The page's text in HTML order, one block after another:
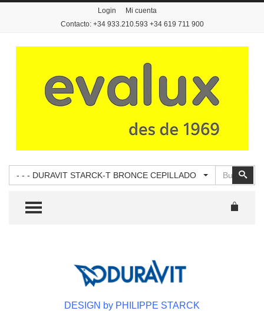
Login
Mi cuenta
Contacto: +34 933.210.593 +34 619 711 900
- - - DURAVIT STARCK-T BRONCE CEPILLADO
TOGGLE MENU
DESIGN by PHILIPPE STARCK